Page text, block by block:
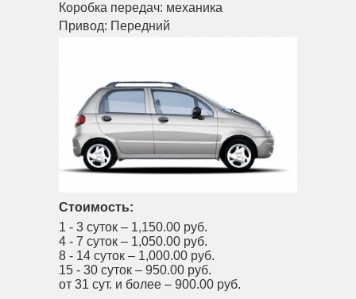
Коробка передач: механика
Привод: Передний
Стоимость:
1 - 3 суток – 1,150.00 руб.
4 - 7 суток – 1,050.00 руб.
8 - 14 суток – 1,000.00 руб.
15 - 30 суток – 950.00 руб.
от 31 сут. и более – 900.00 руб.